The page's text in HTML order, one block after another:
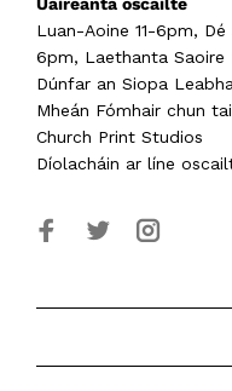
Luan-Aoine 11-6pm,
6pm, Laethanta Saoire
Dúnfar an Siopa
Mheán Fómhair chun
Church Print Studios
Díolacháin ar líne